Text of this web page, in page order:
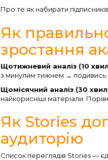
Про те як набирати
Як
зростання
Щотижневий аналіз (10
з минулим тижнем → подивись
Щомісячний аналіз (30
найкорисніші матеріали.
Як Stories
аудиторію
Список переглядів Stories —